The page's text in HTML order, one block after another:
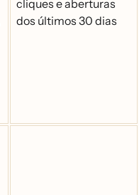
cliques e aberturas
dos últimos 30 dias